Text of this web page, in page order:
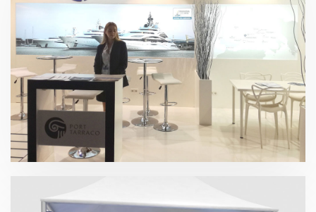
Mónaco Yatch Show – Port Tarraco 2018